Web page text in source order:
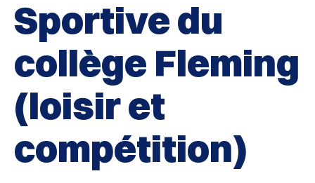
Sportive du
collège Fleming
(loisir et
compétition)